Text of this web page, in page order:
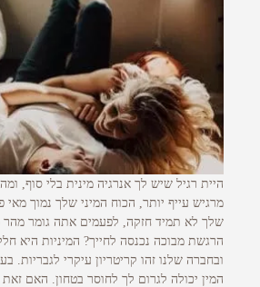
היית רגיל שיש לך אנרגיה מינית בלי סוף,
מרגיש עייף יותר, הכוח המיני שלך נמוך
שלך לא תמיד חזקה, לפעמים אתה גומר מהר
הרגשת מבוכה נכנסה לחייך? המיניות היא
ובחברה שלנו זהו קריטריון עיקרי לגבריות.
המין יכולה לגרום לך לחוסר בטחון. האם